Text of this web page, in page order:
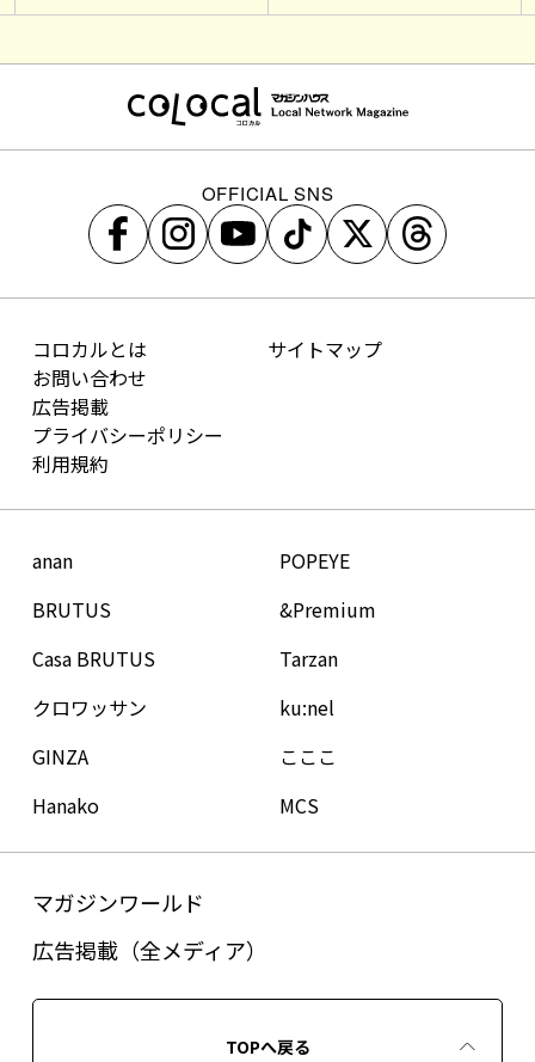
OFFICIAL SNS
コロカルとは
お問い合わせ
広告掲載
プライバシーポリシー
利用規約
サイトマップ
anan
BRUTUS
Casa BRUTUS
クロワッサン
GINZA
Hanako
POPEYE
&Premium
Tarzan
ku:nel
こここ
MCS
マガジンワールド
広告掲載（全メディア）
TOPへ戻る